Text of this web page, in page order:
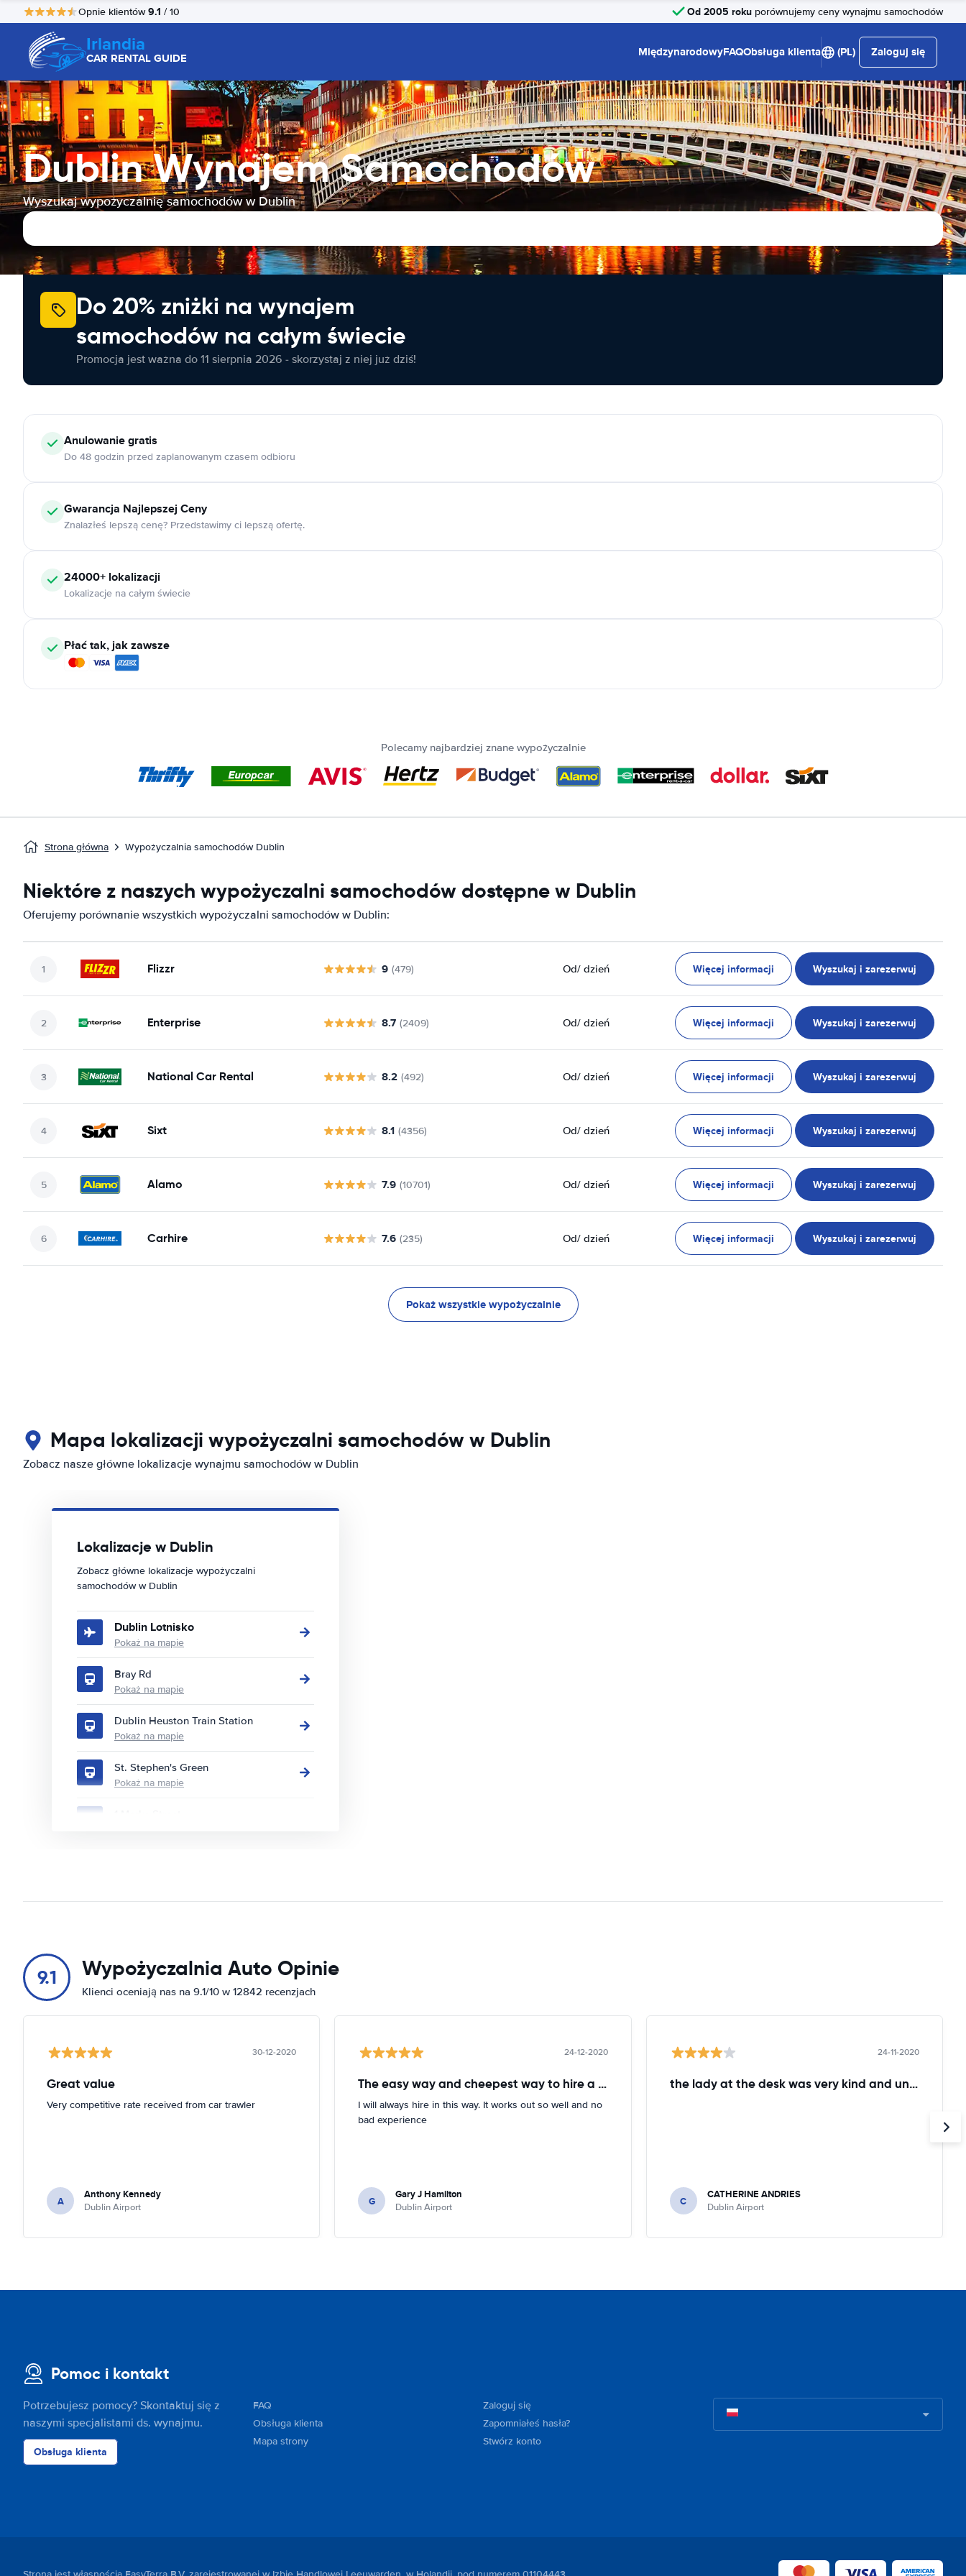
Opnie klientów9.1 / 10 Od 2005 roku porównujemy ceny wynajmu samochodów
Irlandia
CAR RENTAL GUIDE MiędzynarodowyFAQObsługa klienta (PL) Zaloguj się
Dublin Wynajem Samochodów
Wyszukaj wypożyczalnię samochodów w Dublin
Do 20% zniżki na wynajem
samochodów na całym świecie
Promocja jest ważna do 11 sierpnia 2026 - skorzystaj z niej już dziś!
Anulowaniegratis
Do 48 godzin przed zaplanowanym czasem odbioru
Gwarancja Najlepszej Ceny
Znalazłeś lepszą cenę? Przedstawimy ci lepszą ofertę.
24000+ lokalizacji
Lokalizacje na całym świecie
Płać tak, jak zawsze
Polecamy najbardziej znane wypożyczalnie
Strona główna Wypożyczalnia samochodów Dublin
Niektóre z naszych wypożyczalni samochodów dostępne w Dublin
Oferujemy porównanie wszystkich wypożyczalni samochodów w Dublin:
Flizzr 9 (479) Od/ dzień Więcej informacji Wyszukaj i zarezerwuj
Enterprise 8.7 (2409) Od/ dzień Więcej informacji Wyszukaj i zarezerwuj
National Car Rental 8.2 (492) Od/ dzień Więcej informacji Wyszukaj i zarezerwuj
Sixt 8.1 (4356) Od/ dzień Więcej informacji Wyszukaj i zarezerwuj
Alamo 7.9 (10701) Od/ dzień Więcej informacji Wyszukaj i zarezerwuj
Carhire 7.6 (235) Od/ dzień Więcej informacji Wyszukaj i zarezerwuj
Pokaż wszystkie wypożyczalnie
Mapa lokalizacji wypożyczalni samochodów w Dublin
Zobacz nasze główne lokalizacje wynajmu samochodów w Dublin
Lokalizacje w Dublin
Zobacz główne lokalizacje wypożyczalni
samochodów w Dublin
Dublin Lotnisko
Pokaż na mapie
Bray Rd
Pokaż na mapie
Dublin Heuston Train Station
Pokaż na mapie
St. Stephen's Green
Pokaż na mapie
Pokaż na mapie
151 S Circular Rd
Pokaż na mapie
Pokaż na mapie
2-3 Old Belgard Rd
Pokaż na mapie
26 Lombard St E
35-39 Old Kilmainham
38 Glenageary Park
Pokaż na mapie
Advance Business Park, Swords Rd
9.1 Wypożyczalnia Auto Opinie
Klienci oceniają nas na 9.1/10 w 12842 recenzjach
30-12-2020
Great value
Very competitive rate received from car trawler
A Anthony Kennedy
Dublin Airport
24-12-2020
The easy way and cheepest way to hire a car
I will always hire in this way. It works out so well and no
bad experience
G Gary J Hamilton
Dublin Airport
24-11-2020
the lady at the desk was very kind and understanding!
C CATHERINE ANDRIES
Dublin Airport
Pomoc i kontakt
Potrzebujesz pomocy? Skontaktuj się z
naszymi specjalistami ds. wynajmu.
Obsługa klienta
FAQ
Obsługa klienta
Mapa strony
Zaloguj się
Zapomniałeś hasła?
Stwórz konto